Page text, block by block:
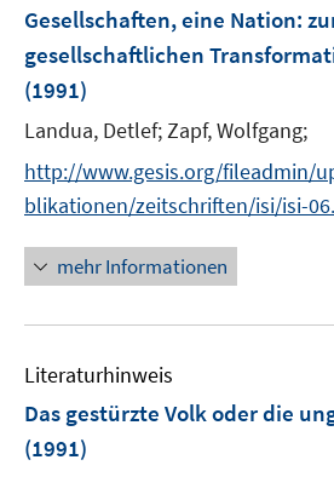
Gesellschaften, eine Nation:
gesellschaftlichen
(1991)
Landua, Detlef;Zapf, Wolfgang;
http://www.gesis.org/fileadmin/
blikationen/zeitschriften/isi/isi-
mehr Informationen
Literaturhinweis
Das gestürzte Volk oder die
(1991)